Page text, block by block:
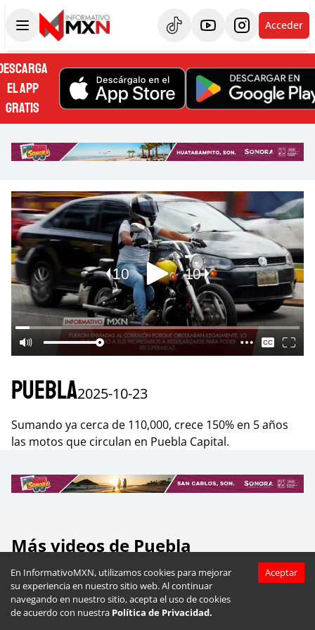
En InformativoMXN, utilizamos cookies para mejorar
su experiencia en nuestro sitio web. Al continuar
navegando en nuestro sitio, acepta el uso de cookies
de acuerdo con nuestra Política de Privacidad.
Aceptar
Acceder
EL APP
GRATIS
Puebla2025-10-23
Sumando ya cerca de 110,000, crece 150% en 5 años
las motos que circulan en Puebla Capital.
Más videos de Puebla